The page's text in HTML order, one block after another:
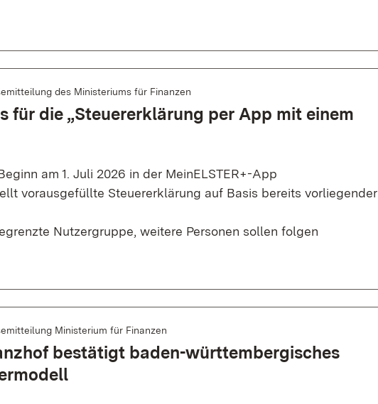
des Ministeriums für Finanzen
für die „Steuererklärung per App mit einem
am 1. Juli 2026 in der MeinELSTER+-App
vorausgefüllte Steuererklärung auf Basis bereits vorliegender
Nutzergruppe, weitere Personen sollen folgen
Ministerium für Finanzen
bestätigt baden-württembergisches